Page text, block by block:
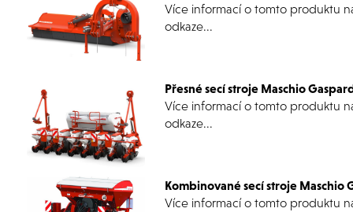
Více informací o tomto produktu
odkaze...
Přesné secí stroje Maschio
Více informací o tomto produktu
odkaze...
Kombinované secí stroje Maschio
Více informací o tomto produktu